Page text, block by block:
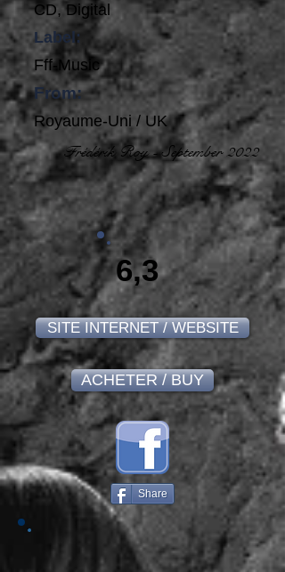
CD, Digital
Label:
Fff-Music
From:
Royaume-Uni / UK
Frédérik Roy - September 2022
6,3
SITE INTERNET / WEBSITE
ACHETER / BUY
Share